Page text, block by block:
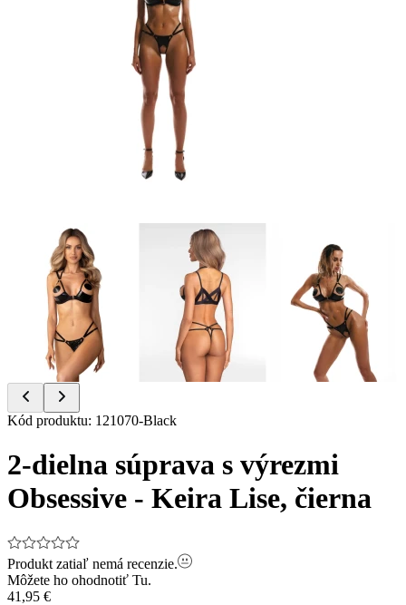
Item
of
10
Kód produktu: 121070-Black
2-dielna súprava s výrezmi
Obsessive - Keira Lise, čierna
Produkt zatiaľ nemá recenzie.
Môžete ho ohodnotiť Tu.
41,95 €